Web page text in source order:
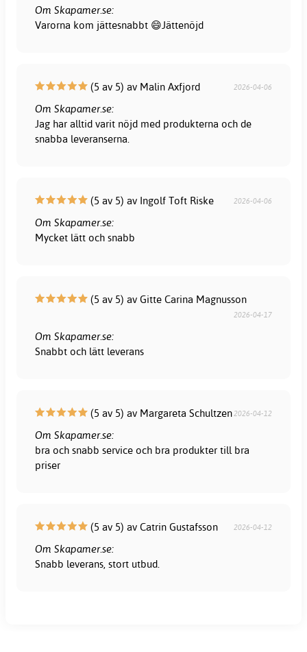
Om Skapamer.se:
Varorna kom jättesnabbt 😄Jättenöjd
(5 av 5) av Malin Axfjord 2026-04-06
Om Skapamer.se:
Jag har alltid varit nöjd med produkterna och de
snabba leveranserna.
(5 av 5) av Ingolf Toft Riske 2026-04-06
Om Skapamer.se:
Mycket lätt och snabb
(5 av 5) av Gitte Carina Magnusson
2026-04-17
Om Skapamer.se:
Snabbt och lätt leverans
(5 av 5) av Margareta Schultzen2026-04-12
Om Skapamer.se:
bra och snabb service och bra produkter till bra
priser
(5 av 5) av Catrin Gustafsson 2026-04-12
Om Skapamer.se:
Snabb leverans, stort utbud.